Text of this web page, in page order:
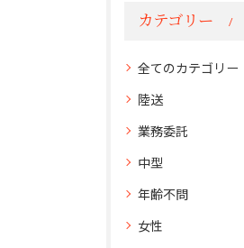
カテゴリー
全てのカテゴリー
陸送
業務委託
中型
年齢不問
女性